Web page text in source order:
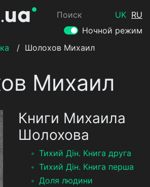
Поиск UK RU
Ночной режим
/ Шолохов Михаил
Михаил
Книги Михаила
Шолохова
Тихий Дін. Книга друга
Тихий Дін. Книга перша
Доля людини